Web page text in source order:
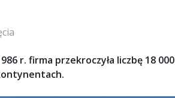
r. firma przekroczyła liczbę 18 000